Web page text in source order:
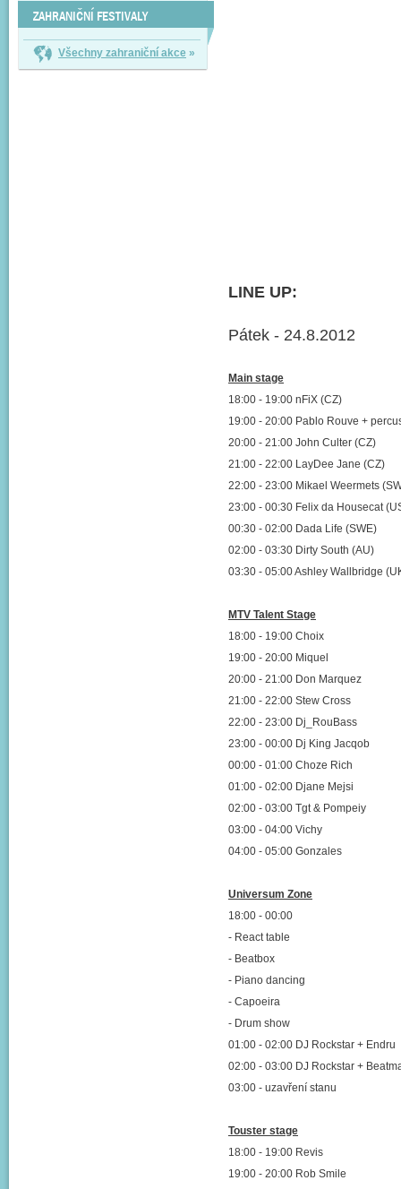
ZAHRANIČNÍ FESTIVALY
Všechny zahraniční akce »
LINE UP:
Pátek - 24.8.2012
Main stage
18:00 - 19:00 nFiX (CZ)
19:00 - 20:00 Pablo Rouve +
20:00 - 21:00 John Culter (CZ)
21:00 - 22:00 LayDee Jane (CZ)
22:00 - 23:00 Mikael Weermets
23:00 - 00:30 Felix da Housecat
00:30 - 02:00 Dada Life (SWE)
02:00 - 03:30 Dirty South (AU)
03:30 - 05:00 Ashley Wallbridge
MTV Talent Stage
18:00 - 19:00 Choix
19:00 - 20:00 Miquel
20:00 - 21:00 Don Marquez
21:00 - 22:00 Stew Cross
22:00 - 23:00 Dj_RouBass
23:00 - 00:00 Dj King Jacqob
00:00 - 01:00 Choze Rich
01:00 - 02:00 Djane Mejsi
02:00 - 03:00 Tgt & Pompeiy
03:00 - 04:00 Vichy
04:00 - 05:00 Gonzales
Universum Zone
18:00 - 00:00
- React table
- Beatbox
- Piano dancing
- Capoeira
- Drum show
01:00 - 02:00 DJ Rockstar + Endru
02:00 - 03:00 DJ Rockstar +
03:00 - uzavření stanu
Touster stage
18:00 - 19:00 Revis
19:00 - 20:00 Rob Smile